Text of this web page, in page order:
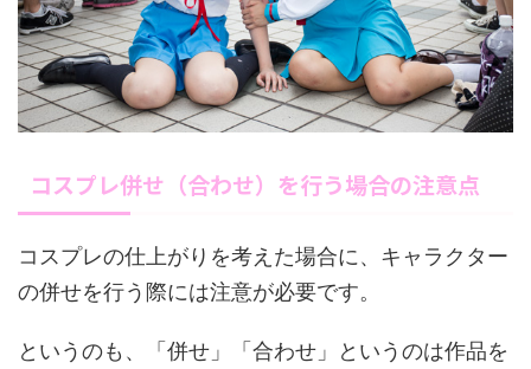
コスプレ併せ（合わせ）を行う場合の注意点
コスプレの仕上がりを考えた場合に、キャラクター
の併せを行う際には注意が必要です。
というのも、「併せ」「合わせ」というのは作品を